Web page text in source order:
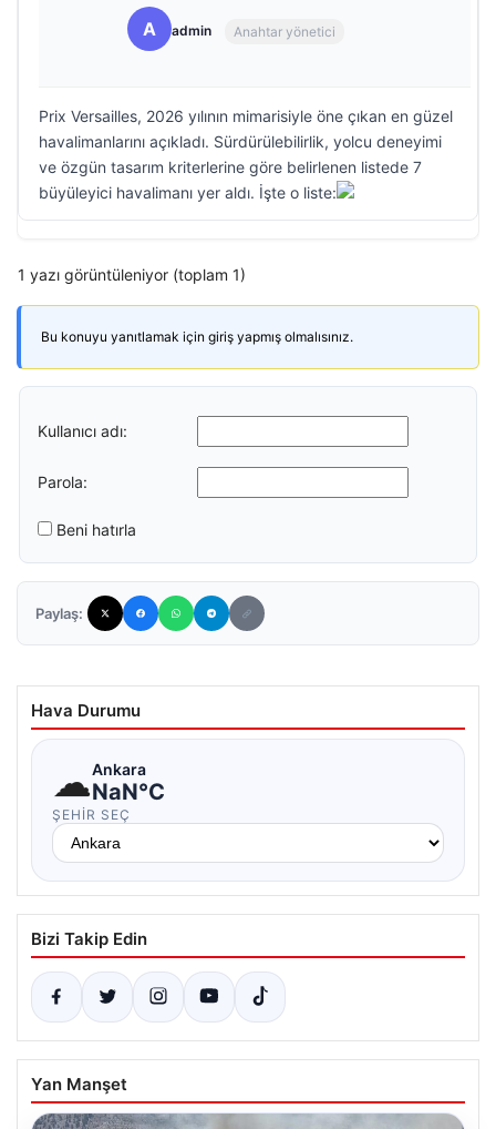
A admin Anahtar yönetici
Prix Versailles, 2026 yılının mimarisiyle öne çıkan en güzel
havalimanlarını açıkladı. Sürdürülebilirlik, yolcu deneyimi
ve özgün tasarım kriterlerine göre belirlenen listede 7
büyüleyici havalimanı yer aldı. İşte o liste:
1 yazı görüntüleniyor (toplam 1)
Bu konuyu yanıtlamak için giriş yapmış olmalısınız.
Kullanıcı adı:
Parola:
Beni hatırla
Paylaş:
Hava Durumu
☁Ankara
NaN°C
ŞEHIR SEÇ
Bizi Takip Edin
Yan Manşet